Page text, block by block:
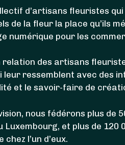
d’artisans fleuristes
de la fleur la place qu’ils
numérique pour les
relation des artisans
leur ressemblent avec des
et le savoir-faire de
nous fédérons plus de
Luxembourg, et plus de
l’un d’eux.